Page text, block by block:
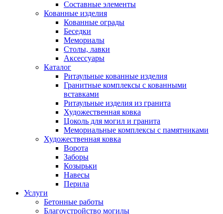
Составные элементы
Кованные изделия
Кованные ограды
Беседки
Мемориалы
Столы, лавки
Аксессуары
Каталог
Ритаульные кованные изделия
Гранитные комплексы с кованными
вставками
Ритаульные изделия из гранита
Художественная ковка
Цоколь для могил и гранита
Мемориальные комплексы с памятниками
Художественная ковка
Ворота
Заборы
Козырьки
Навесы
Перила
Услуги
Бетонные работы
Благоустройство могилы